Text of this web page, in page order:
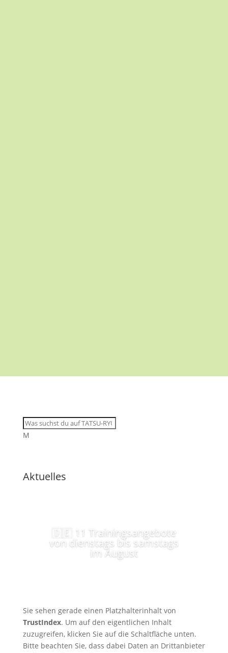
M
Aktuelles
🇩🇪 11 Trainingsangebote
von dienstags bis samstags
im August
Sie sehen gerade einen Platzhalterinhalt von
TrustIndex. Um auf den eigentlichen Inhalt
zuzugreifen, klicken Sie auf die Schaltfläche unten.
Bitte beachten Sie, dass dabei Daten an Drittanbieter